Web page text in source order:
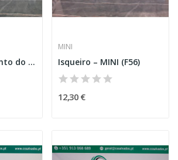
Botão Aquecimento do Volante – BMW 3 (F80)
MINI
Isqueiro – MINI (F56)
12,30 €